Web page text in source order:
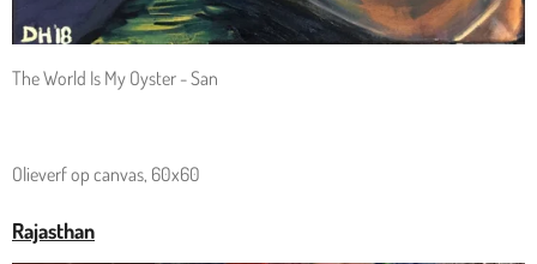
The World Is My Oyster - San
Olieverf op canvas, 60x60
Rajasthan